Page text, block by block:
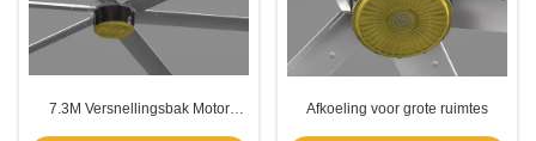
7.3M Versnellingsbak Motor
Afkoeling voor grote ruimtes